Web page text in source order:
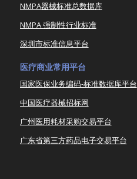
NMPA器械标准总数据库
NMPA 强制性行业标准
深圳市标准信息平台
医疗商业常用平台
国家医保业务编码-标准数据库平台
中国医疗器械招标网
广州医用耗材采购交易平台
广东省第三方药品电子交易平台